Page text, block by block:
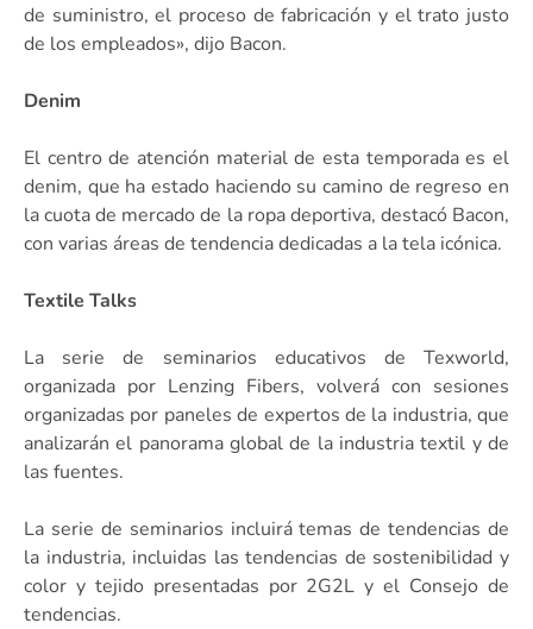
de suministro, el proceso de fabricación y el trato justo
de los empleados», dijo Bacon.
Denim
El centro de atención material de esta temporada es el
denim, que ha estado haciendo su camino de regreso en
la cuota de mercado de la ropa deportiva, destacó Bacon,
con varias áreas de tendencia dedicadas a la tela icónica.
Textile Talks
La serie de seminarios educativos de Texworld,
organizada por Lenzing Fibers, volverá con sesiones
organizadas por paneles de expertos de la industria, que
analizarán el panorama global de la industria textil y de
las fuentes.
La serie de seminarios incluirá temas de tendencias de
la industria, incluidas las tendencias de sostenibilidad y
color y tejido presentadas por 2G2L y el Consejo de
tendencias.